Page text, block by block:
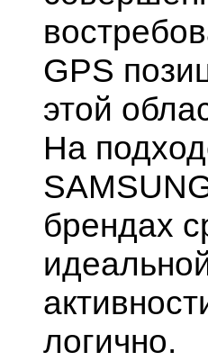
GPS
этой
На
брендах
логично.